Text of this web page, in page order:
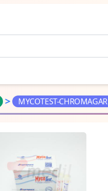
> MYCOTEST-CHROMAGAR